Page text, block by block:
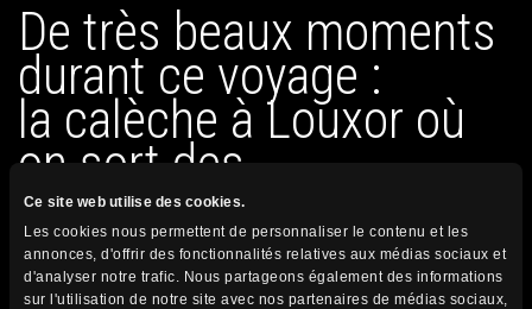
Ce site web utilise des cookies.
Les cookies nous permettent de personnaliser le contenu et les
annonces, d'offrir des fonctionnalités relatives aux médias sociaux et
d'analyser notre trafic. Nous partageons également des informations
sur l'utilisation de notre site avec nos partenaires de médias sociaux,
De très beaux moments
durant ce voyage :
la calèche à Louxor où
on sort des…
30 avril 2025
Publié par